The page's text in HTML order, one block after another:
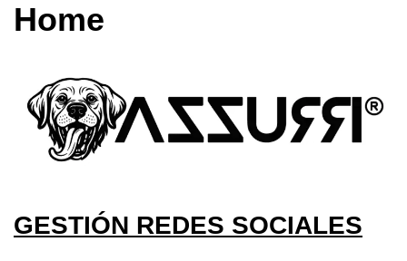
Home
GESTIÓN REDES SOCIALES